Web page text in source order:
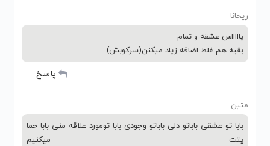
ریحانا
یاااااس عشقه و تمام
بقیه هم غلط اضافه زیاد میکنن(سرکوبش)
پاسخ
متین
بابا تو عشقی باباتو دلی باباتو وجودی بابا تومورد علاقه منی بابا حما
یتت میکنیم